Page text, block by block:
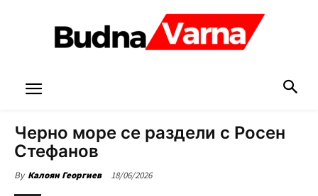
Черно море се раздели с Росен
Стефанов
By Калоян Георгиев 18/06/2026